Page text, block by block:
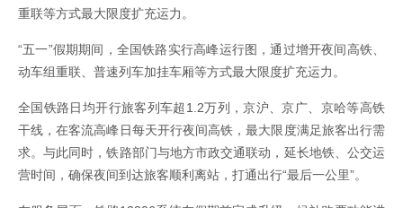
重联等方式最大限度扩充运力。
“五一”假期期间，全国铁路实行高峰运行图，通过增开夜间高铁、
动车组重联、普速列车加挂车厢等方式最大限度扩充运力。
全国铁路日均开行旅客列车超1.2万列，京沪、京广、京哈等高铁
干线，在客流高峰日每天开行夜间高铁，最大限度满足旅客出行需
求。与此同时，铁路部门与地方市政交通联动，延长地铁、公交运
营时间，确保夜间到达旅客顺利离站，打通出行“最后一公里”。